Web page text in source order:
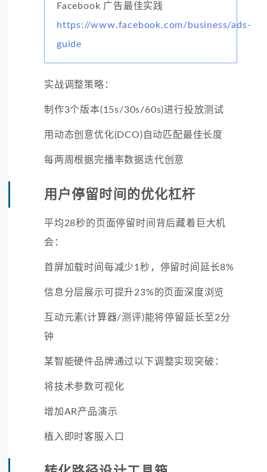
Facebook 广告最佳实践
https://www.facebook.com/business/ads-
guide
实战调整策略：
制作3个版本(15s/30s/60s)进行投放测试
用动态创意优化(DCO)自动匹配最佳长度
每两周根据完播率数据迭代创意
用户停留时间的优化杠杆
平均28秒的页面停留时间背后藏着巨大机
会：
首屏加载时间每减少1秒，停留时间延长8%
信息分层展示可提升23%的页面深度浏览
互动元素(计算器/测评)能将停留延长至2分
钟
某智能硬件品牌通过以下调整实现突破：
将技术参数可视化
增加AR产品演示
植入即时客服入口